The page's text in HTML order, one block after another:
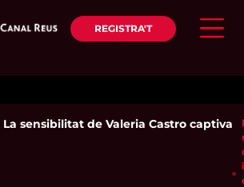
REGISTRA'T
La sensibilitat de Valeria Castro captiva